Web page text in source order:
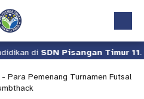
diSDN Pisangan Timur 11.
- Para Pemenang Turnamen Futsal